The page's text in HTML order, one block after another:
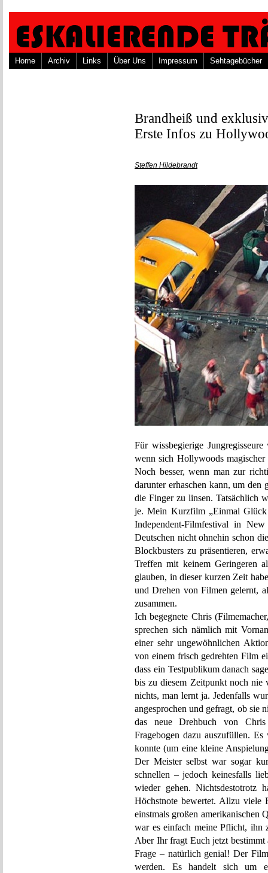
Home Archiv Links Über Uns Impressum Sehtagebücher
Brandheiß und
Erste Infos zu
Steffen Hildebrandt
Für wissbegierige
wenn sich Hollywoods
Noch besser, wenn man zur
darunter erhaschen kann, um
die Finger zu linsen. Tatsächlich
je. Mein Kurzfilm „Einmal
Independent-Filmfestival in
Deutschen nicht ohnehin schon
Blockbusters zu präsentieren,
Treffen mit keinem Geringeren
glauben, in dieser kurzen Zeit
und Drehen von Filmen gelernt,
zusammen.
Ich begegnete Chris
sprechen sich nämlich mit
einer sehr ungewöhnlichen
von einem frisch gedrehten Film
dass ein Testpublikum danach
bis zu diesem Zeitpunkt noch nie
nichts, man lernt ja. Jedenfalls
angesprochen und gefragt, ob sie
das neue Drehbuch von
Fragebogen dazu auszufüllen.
konnte (um eine kleine
Der Meister selbst war sogar
schnellen – jedoch keinesfalls
wieder gehen. Nichtsdestotrotz
Höchstnote bewertet. Allzu viele
einstmals großen amerikanischen
war es einfach meine Pflicht,
Aber Ihr fragt Euch jetzt
Frage – natürlich genial! Der
werden. Es handelt sich um